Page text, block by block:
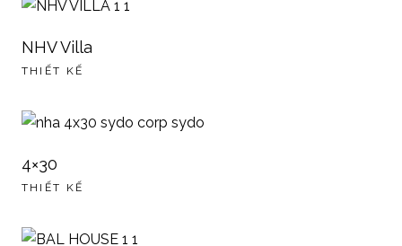
NHV Villa
THIẾT KẾ
4×30
THIẾT KẾ